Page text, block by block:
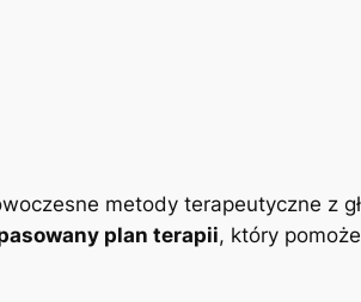
metody terapeutyczne z
plan terapii, który